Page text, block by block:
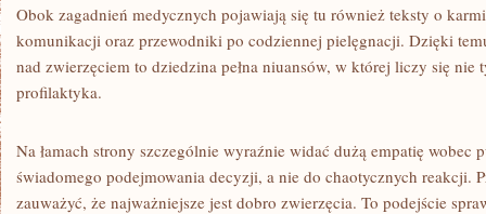
Obok zagadnień medycznych pojawiają się tu również teksty o
komunikacji oraz przewodniki po codziennej pielęgnacji. Dzięki
nad zwierzęciem to dziedzina pełna niuansów, w której liczy się nie
profilaktyka.
Na łamach strony szczególnie wyraźnie widać dużą empatię wobec
świadomego podejmowania decyzji, a nie do chaotycznych reakcji.
zauważyć, że najważniejsze jest dobro zwierzęcia. To podejście